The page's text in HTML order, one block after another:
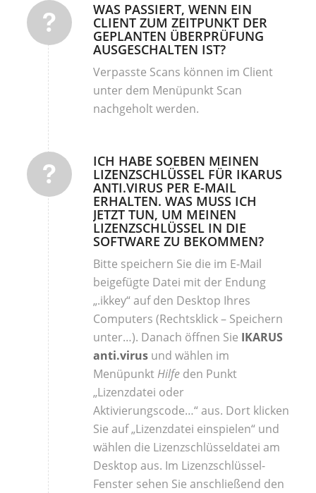
WAS PASSIERT, WENN EIN
CLIENT ZUM ZEITPUNKT DER
GEPLANTEN ÜBERPRÜFUNG
AUSGESCHALTEN IST?
Verpasste Scans können im Client
unter dem Menüpunkt Scan
nachgeholt werden.
ICH HABE SOEBEN MEINEN
LIZENZSCHLÜSSEL FÜR IKARUS
ANTI.VIRUS PER E-MAIL
ERHALTEN. WAS MUSS ICH
JETZT TUN, UM MEINEN
LIZENZSCHLÜSSEL IN DIE
SOFTWARE ZU BEKOMMEN?
Bitte speichern Sie die im E-Mail
beigefügte Datei mit der Endung
„.ikkey“ auf den Desktop Ihres
Computers (Rechtsklick – Speichern
unter…). Danach öffnen Sie IKARUS
anti.virusund wählen im
MenüpunktHilfeden Punkt
„Lizenzdatei oder
Aktivierungscode…“ aus. Dort klicken
Sie auf „Lizenzdatei einspielen“ und
wählen die Lizenzschlüsseldatei am
Desktop aus. Im Lizenzschlüssel-
Fenster sehen Sie anschließend den